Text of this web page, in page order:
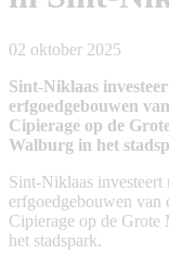
02 oktober 2025
Sint-Niklaas
erfgoedgebouwen
Cipierage op de
Walburg in het
Sint-Niklaas
erfgoedgebouwen van
Cipierage op de Grote
het stadspark.